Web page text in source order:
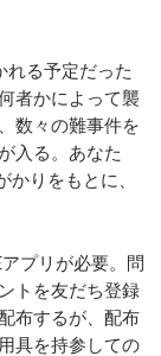
る予定だった
者かによって襲
数々の難事件を
入る。あなた
りをもとに、
プリが必要。問
トを友だち登録
布するが、配布
具を持参しての